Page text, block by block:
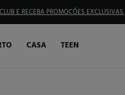
E RECEBA PROMOÇÕES EXCLUSIVAS.
CASA TEEN